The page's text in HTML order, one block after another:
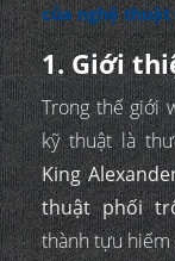
của nghệ
1. Giới
Trong thế giới
kỹ thuật là
King
thuật phối
thành tựu hiếm